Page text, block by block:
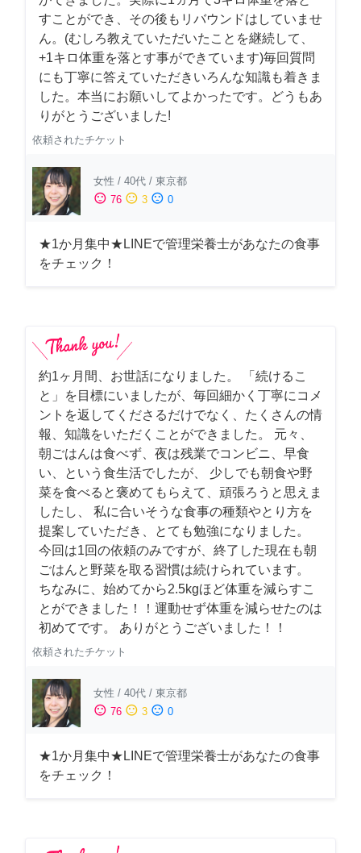
すことができ、その後もリバウンドはしていませ
ん。(むしろ教えていただいたことを継続して、
+1キロ体重を落とす事ができています)毎回質問
にも丁寧に答えていただきいろんな知識も着きま
した。本当にお願いしてよかったです。どうもあ
りがとうございました!
依頼されたチケット
女性 / 40代 / 東京都
sentiment_satisfied 76 sentiment_neutral 3 sentiment_dissatisfied 0
★1か月集中★LINEで管理栄養士があなたの食事
をチェック！
約1ヶ月間、お世話になりました。 「続けるこ
と」を目標にいましたが、毎回細かく丁寧にコメ
ントを返してくださるだけでなく、たくさんの情
報、知識をいただくことができました。 元々、
朝ごはんは食べず、夜は残業でコンビニ、早食
い、という食生活でしたが、 少しでも朝食や野
菜を食べると褒めてもらえて、頑張ろうと思えま
したし、 私に合いそうな食事の種類やとり方を
提案していただき、とても勉強になりました。
今回は1回の依頼のみですが、終了した現在も朝
ごはんと野菜を取る習慣は続けられています。
ちなみに、始めてから2.5kgほど体重を減らすこ
とができました！！運動せず体重を減らせたのは
初めてです。 ありがとうございました！！
依頼されたチケット
女性 / 40代 / 東京都
sentiment_satisfied 76 sentiment_neutral 3 sentiment_dissatisfied 0
★1か月集中★LINEで管理栄養士があなたの食事
をチェック！